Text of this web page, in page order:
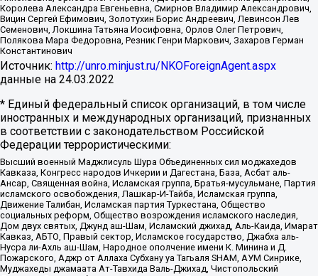
Королева Александра Евгеньевна, Смирнов Владимир Александрович,
Вицин Сергей Ефимович, Золотухин Борис Андреевич, Левинсон Лев
Семенович, Локшина Татьяна Иосифовна, Орлов Олег Петрович,
Полякова Мара Федоровна, Резник Генри Маркович, Захаров Герман
Константинович
Источник: http://unro.minjust.ru/NKOForeignAgent.aspx
данные на 24.03.2022
* Единый федеральный список организаций, в том числе
иностранных и международных организаций, признанных
в соответствии с законодательством Российской
Федерации террористическими:
Высший военный Маджлисуль Шура Объединенных сил моджахедов
Кавказа, Конгресс народов Ичкерии и Дагестана, База, Асбат аль-
Ансар, Священная война, Исламская группа, Братья-мусульмане, Партия
исламского освобождения, Лашкар-И-Тайба, Исламская группа,
Движение Талибан, Исламская партия Туркестана, Общество
социальных реформ, Общество возрождения исламского наследия,
Дом двух святых, Джунд аш-Шам, Исламский джихад, Аль-Каида, Имарат
Кавказ, АБТО, Правый сектор, Исламское государство, Джабха аль-
Нусра ли-Ахль аш-Шам, Народное ополчение имени К. Минина и Д.
Пожарского, Аджр от Аллаха Субхану уа Тагьаля SHAM, АУМ Синрике,
Муджахеды джамаата Ат-Тавхида Валь-Джихад, Чистопольский